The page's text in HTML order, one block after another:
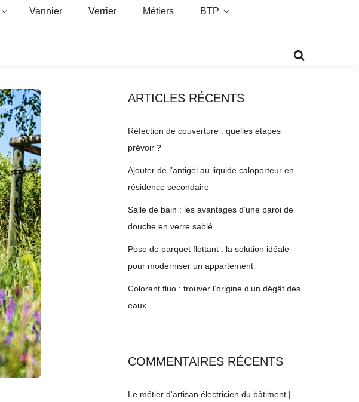
Vannier Verrier Métiers BTP
ARTICLES RÉCENTS
Réfection de couverture : quelles étapes
prévoir ?
Ajouter de l’antigel au liquide caloporteur en
résidence secondaire
Salle de bain : les avantages d’une paroi de
douche en verre sablé
Pose de parquet flottant : la solution idéale
pour moderniser un appartement
Colorant fluo : trouver l’origine d’un dégât des
eaux
COMMENTAIRES RÉCENTS
Le métier d'artisan électricien du bâtiment |